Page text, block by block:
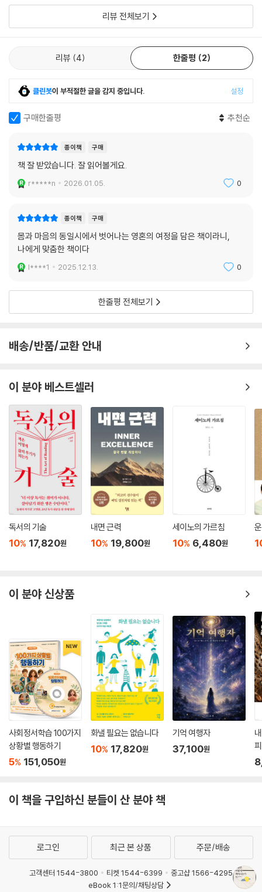
신의 감각, 당신의 기억, 당신의 계획과 생각의 틀. 이 모든 것이 흐름이다.
모두가 흘러가는 하나의 장면이며, 형태가 만들어지고 존재하다가, 이윽
에서. 당신과 내가 수년간 나누어 온 모든 것의 최종 목적지는 저기가 아니
고, ‘언젠가’나 ‘만약에’, ‘아마도 그랬다면’이나 ‘~하고 나면’ 도달하는 곳이
지금 이 순간, 여기에 머무는 것을 방해하고 있는 당신 안의 것들을 들여다
‘난 아직도 분리되어 있다고 느끼고 있어.’ 이런 생각?바로 거기에 문제가
당신은 없다. 자의식도 없다. “나는 깨달음을 얻기 위해 노력하고 있어.”라
는 생각도 없다. 명상 속에, 명상하는 자가 없다. 명상은 그저 ‘있음’ 자체이
다. 명상은 마음을 여는 행위이다. 광활하게 트인, 현재의 ‘있음’, 그리고 존
재 그 자체로의 ‘있음’이다.
마음을 고요히 하고, 모든 것이 어떤 방식으로 존재하고 있는지를 귀 기울
여 듣기 시작하면, 우리는 세상 모든 것들과 조화로운 방식으로 관계를 맺
게 된다. 그 조화는 어느 누구도 희생하거나 이용당하지 않는 방식이며, 그
것은 우리가 앉아 있는 이 마룻바닥과의 관계에서도, 우리 옆에 있는 사람
과의 관계에서도, 밤공기에서도, 그리고 우리가 살아가야 할 이 세상과의
관계 속에서도 자연스럽게 드러난다.
내가 어디에 있든, 그 자리에 머물며 그것을 들을 수 있다면, 그 순간, 집착
이 없는 바로 그 순간, 비어 있음이나 형상에도 집착하지 않는 그 순간, 우
간’에 들어가려고 애쓰고 있다면, 만약 내가 오직 크리슈나와 함께 있을 때
정도로 풍요로워지고, 모든 것이 바로 여기에 존재하게 된다. 모든 아스트
그 모든 것이 바로 여기에 있다. 그리고 고요한 마음만이 그 모든 것을 듣는
다.
--- 본문 중에서
되는 것 같았다. 물론 이 책은 위빠사리뷰 전체보기
리뷰 4 한줄평 2
클린봇이 부적절한 글을 감지 중입니다. 설정
구매한줄평 추천순
종이책 구매
책 잘 받았습니다. 잘 읽어볼게요.
r*****n 2026.01.05. 0
종이책 구매
몸과 마음의 동일시에서 벗어나는 영혼의 여정을 담은 책이라니,
나에게 맞춤한 책이다
l****1 2025.12.13. 0
한줄평 전체보기
배송/반품/교환 안내
이 분야 베스트셀러
독서의 기술
10% 17,820원
내면 근력
10% 19,800원
세이노의 가르침
10% 6,480원
이 분야 신상품
사회정서학습 100가지
상황별 행동하기
5% 151,050원
화낼 필요는 없습니다
10% 17,820원
기억 여행자
37,100원
이 책을 구입하신 분들이 산 분야 책
로그인 최근 본 상품 주문/배송
고객센터 1544-3800 티켓 1544-6399
중고샵 1566-4295
eBook 1:1문의/채팅상담